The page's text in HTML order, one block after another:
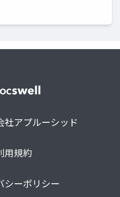
社アプルーシッド
用規約
シーポリシー